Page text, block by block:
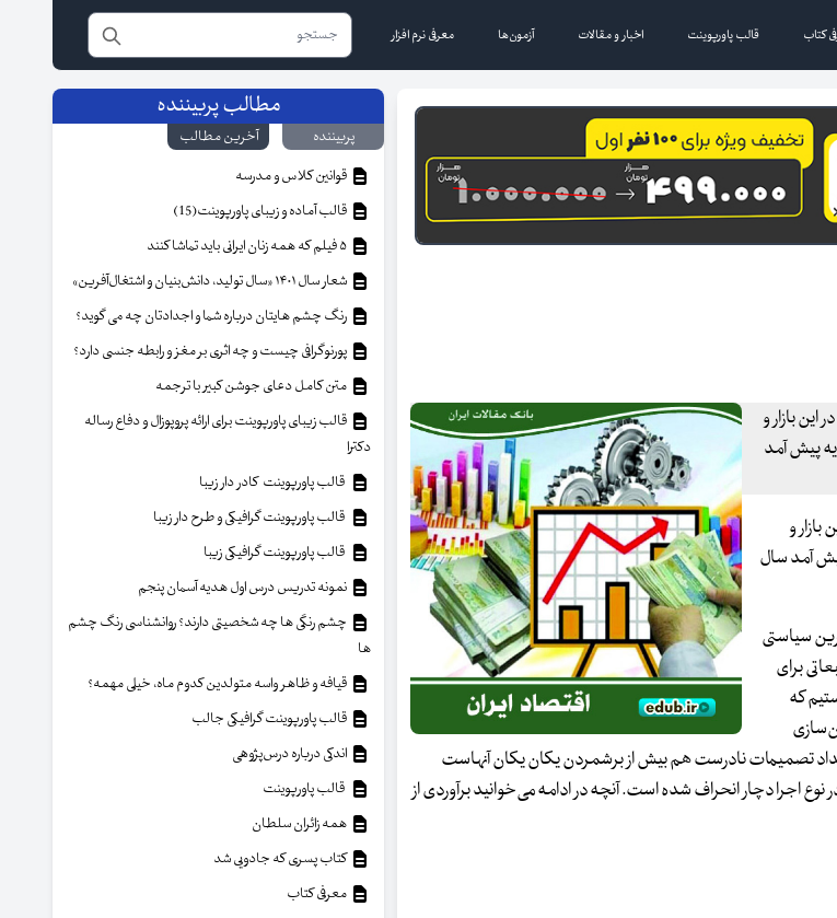
کتاب قالب پاورپوینت اخبار و مقالات آزمون‌ها معرفی نرم افزار
بازار و
پیش آمد
و
آمد سال
سیاستی
برای
که
تصمیمات نادرست هم بیش از برشمردن یکان یکان آنهاست
اجرا دچار انحراف شده است. آنچه در ادامه می‌خوانید برآوردی از
مطالب پربیننده
پربیننده
آخرین مطالب
قوانین کلاس و مدرسه
قالب آماده و زیبای پاورپوینت(15)
شعار سال ۱۴۰۱ «سال تولید، دانش‌بنیان و اشتغال‌آفرین»
رنگ چشم هایتان درباره شما و اجدادتان چه می گوید؟
پورنوگرافی چیست و چه اثری بر مغز و رابطه جنسی دارد؟
متن کامل دعای جوشن کبیر با ترجمه
قالب زیبای پاورپوینت برای ارائه پروپوزال و دفاع رساله
دکترا
قالب پاورپوینت کادر دار زیبا
قالب پاورپوینت گرافیکی و طرح دار زیبا
قالب پاورپوینت گرافیکی زیبا
نمونه تدریس درس اول هدیه آسمان پنجم
چشم رنگی ها چه شخصیتی دارند؟ روانشناسی رنگ چشم
ها
قیافه و ظاهر واسه متولدین کدوم ماه، خیلی مهمه؟
قالب پاورپوینت گرافیکی جالب
اندکی درباره درس‌پژوهی
قالب پاورپوینت
همه زائران سلطان
کتاب پسری که جادویی شد
معرفی کتاب